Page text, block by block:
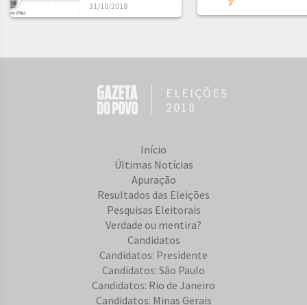
31/10/2018
ELEIÇÕES
2018
Início
Últimas Notícias
Apuração
Resultados das Eleições
Pesquisas Eleitorais
Verdade ou mentira?
Candidatos
Candidatos: Presidente
Candidatos: São Paulo
Candidatos: Rio de Janeiro
Candidatos: Minas Gerais